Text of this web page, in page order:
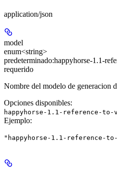
application/json
model
enum<string>
predeterminado:happyhorse-1.1-
requerido
Nombre del modelo de generacion
Opciones disponibles:
happyhorse-1.1-reference-to-
Ejemplo:
"happyhorse-1.1-reference-